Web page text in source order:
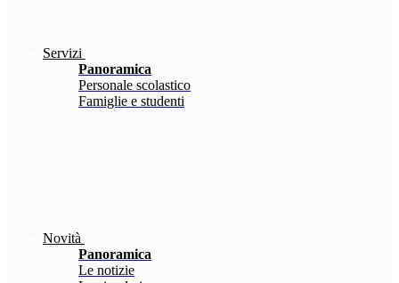
Servizi
Panoramica
Personale scolastico
Famiglie e studenti
Novità
Panoramica
Le notizie